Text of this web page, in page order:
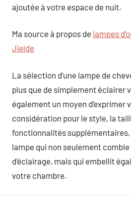
ajoutée à votre espace de nuit.
Ma source à propos de lampes
Jielde
La sélection d’une lampe de
plus que de simplement éclairer
également un moyen d’exprimer
considération pour le style, la
fonctionnalités
lampe qui non seulement
d’éclairage, mais qui embellit
votre chambre.